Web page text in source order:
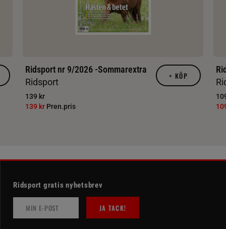
Ridsport nr 9/2026 -Sommarextra
Ridsport
139 kr
139 kr Pren.pris
+ KÖP
Ridsport gratis nyhetsbrev
JA TACK!